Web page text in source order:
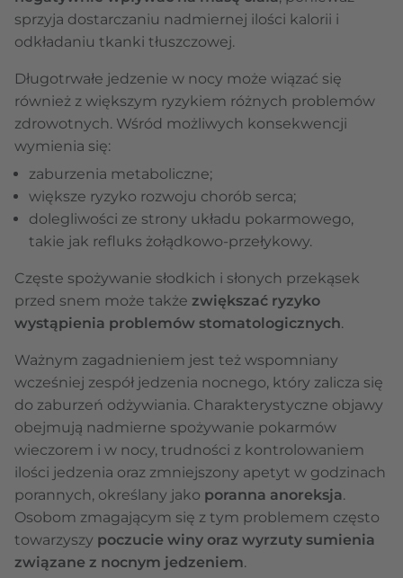
sprzyja dostarczaniu nadmiernej ilości kalorii i
odkładaniu tkanki tłuszczowej.
Długotrwałe jedzenie w nocy może wiązać się
również z większym ryzykiem różnych problemów
zdrowotnych. Wśród możliwych konsekwencji
wymienia się:
zaburzenia metaboliczne;
większe ryzyko rozwoju chorób serca;
dolegliwości ze strony układu pokarmowego,
takie jak refluks żołądkowo-przełykowy.
Częste spożywanie słodkich i słonych przekąsek
przed snem może także zwiększać ryzyko
wystąpienia problemów stomatologicznych.
Ważnym zagadnieniem jest też wspomniany
wcześniej zespół jedzenia nocnego, który zalicza się
do zaburzeń odżywiania. Charakterystyczne objawy
obejmują nadmierne spożywanie pokarmów
wieczorem i w nocy, trudności z kontrolowaniem
ilości jedzenia oraz zmniejszony apetyt w godzinach
porannych, określany jako poranna anoreksja.
Osobom zmagającym się z tym problemem często
towarzyszy poczucie winy oraz wyrzuty sumienia
związane z nocnym jedzeniem.